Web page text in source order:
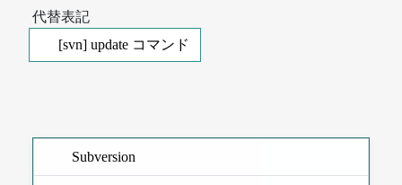
代替表記
[svn] update コマンド
Subversion